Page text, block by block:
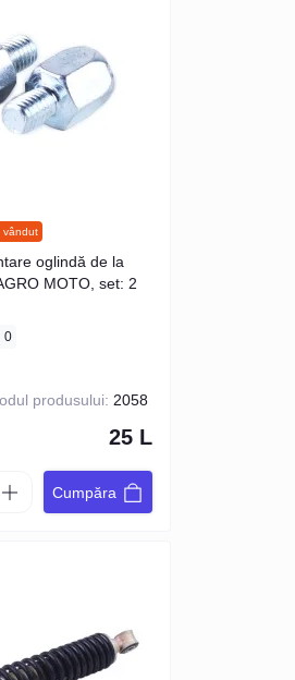
vândut
oglindă de la
MOTO, set: 2
0
produsului: 2058
25 L
Cumpăra